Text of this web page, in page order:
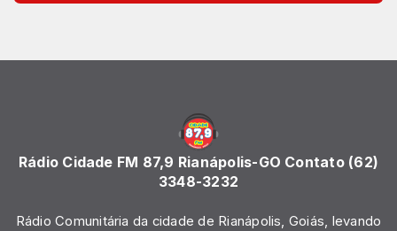
Rádio Cidade FM 87,9 Rianápolis-GO Contato (62)
3348-3232
Rádio Comunitária da cidade de Rianápolis, Goiás, levando